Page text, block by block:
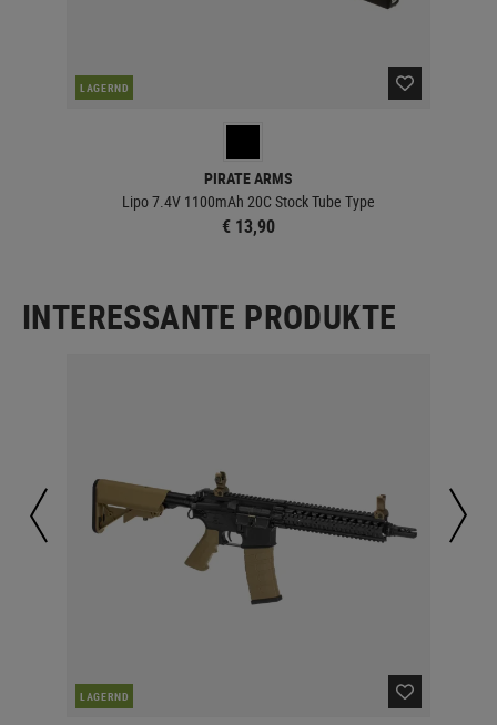
LAGERND
PIRATE ARMS
Lipo 7.4V 1100mAh 20C Stock Tube Type
€ 13,90
INTERESSANTE PRODUKTE
LAGERND